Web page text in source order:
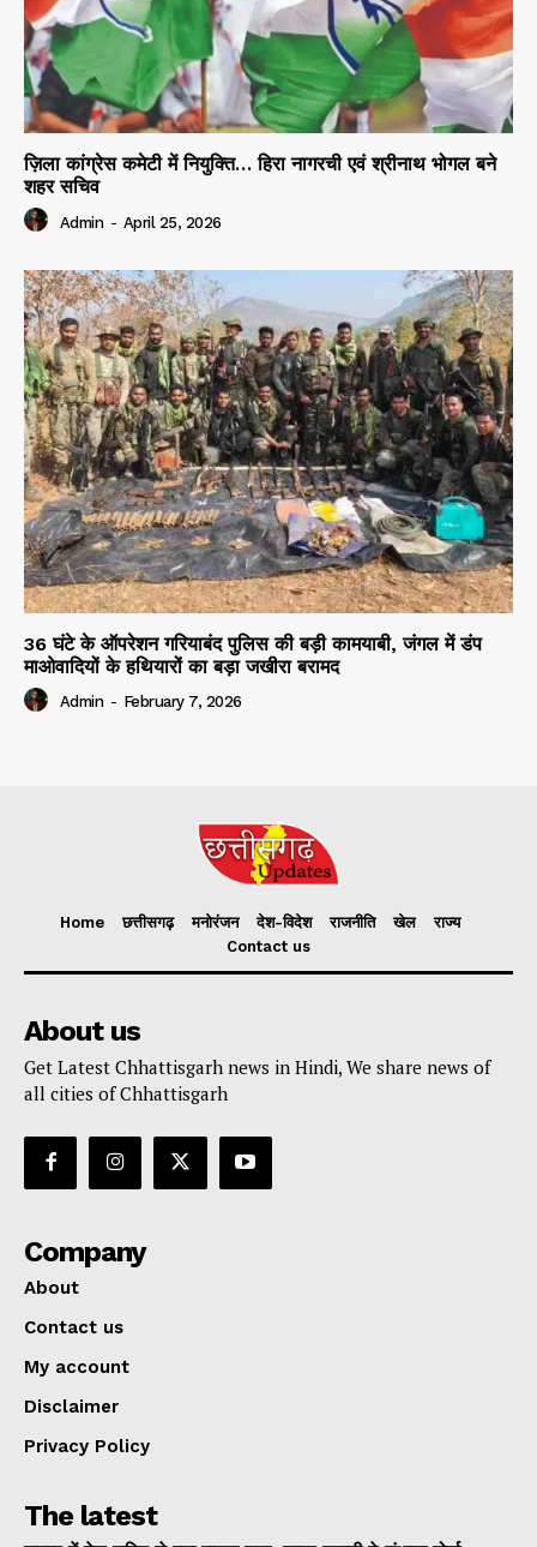
ज़िला कांग्रेस कमेटी में नियुक्ति… हिरा नागरची एवं श्रीनाथ भोगल बने
शहर सचिव
Admin - April 25, 2026
36 घंटे के ऑपरेशन गरियाबंद पुलिस की बड़ी कामयाबी, जंगल में डंप
माओवादियों के हथियारों का बड़ा जखीरा बरामद
Admin - February 7, 2026
Home छत्तीसगढ़ मनोरंजन देश-विदेश राजनीति खेल
राज्य
Contact us
About us
Get Latest Chhattisgarh news in Hindi, We share news of
all cities of Chhattisgarh
Company
About
Contact us
My account
Disclaimer
Privacy Policy
The latest